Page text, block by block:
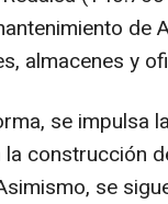
de
almacenes y
se impulsa
la construcción
se